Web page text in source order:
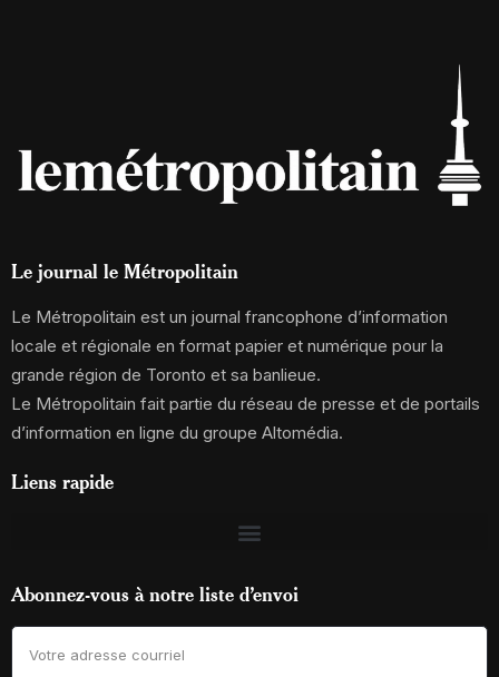
Le journal le Métropolitain
Le Métropolitain est un journal francophone d’information
locale et régionale en format papier et numérique pour la
grande région de Toronto et sa banlieue.
Le Métropolitain fait partie du réseau de presse et de portails
d’information en ligne du groupe Altomédia.
Liens rapide
Abonnez-vous à notre liste d’envoi